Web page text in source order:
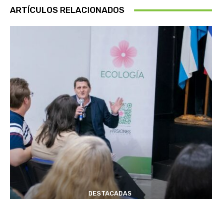
ARTÍCULOS RELACIONADOS
DESTACADAS